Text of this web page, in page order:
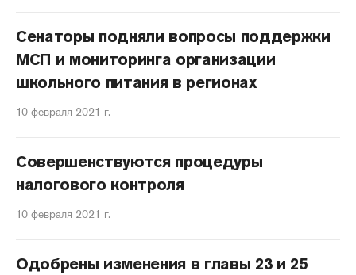
Сенаторы подняли вопросы поддержки
МСП и мониторинга организации
школьного питания в регионах
10 февраля 2021 г.
Совершенствуются процедуры
налогового контроля
10 февраля 2021 г.
Одобрены изменения в главы 23 и 25